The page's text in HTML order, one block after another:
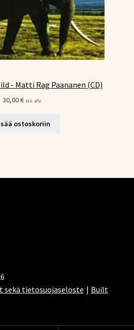
- Matti Rag Paananen (CD)
30,00€ sis. alv.
ostoskoriin
sekä tietosuojaseloste
Built